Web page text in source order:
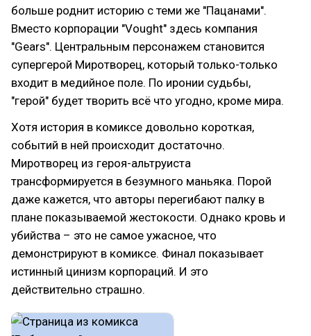
больше роднит историю с теми же "Пацанами".
Вместо корпорации "Vought" здесь компания
"Gears". Центральным персонажем становится
супергерой Миротворец, который только-только
входит в медийное поле. По иронии судьбы,
"герой" будет творить всё что угодно, кроме мира.
Хотя история в комиксе довольно короткая,
событий в ней происходит достаточно.
Миротворец из героя-альтруиста
трансформируется в безумного маньяка. Порой
даже кажется, что авторы перегибают палку в
плане показываемой жестокости. Однако кровь и
убийства – это не самое ужасное, что
демонстрируют в комиксе. Финал показывает
истинный цинизм корпораций. И это
действительно страшно.